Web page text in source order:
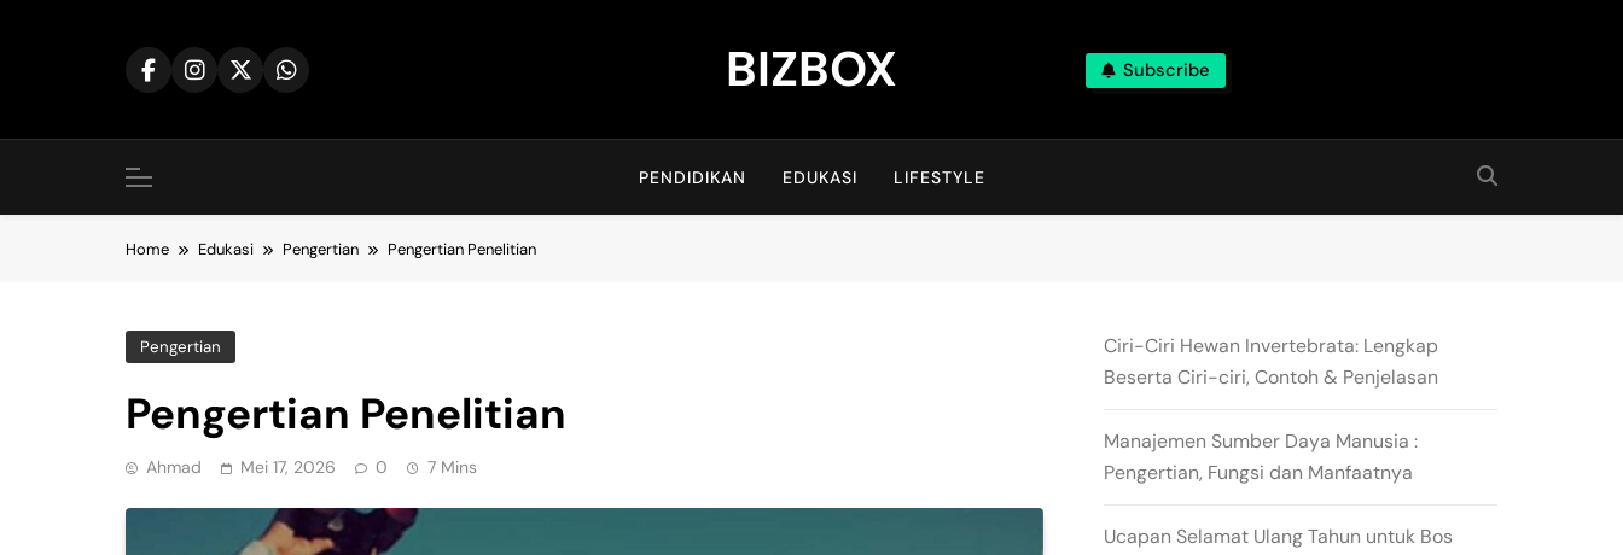
BIZBOX Subscribe
PENDIDIKAN EDUKASI LIFESTYLE
Home Edukasi Pengertian Pengertian Penelitian
Pengertian
Pengertian Penelitian
Ahmad Mei 17, 2026 0 7 Mins
Ciri-Ciri Hewan Invertebrata: Lengkap
Beserta Ciri-ciri, Contoh & Penjelasan
Manajemen Sumber Daya Manusia :
Pengertian, Fungsi dan Manfaatnya
Ucapan Selamat Ulang Tahun untuk Bos